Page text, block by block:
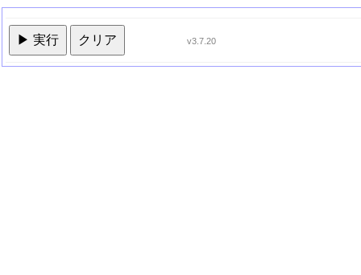
▶ 実行 クリア v3.7.20